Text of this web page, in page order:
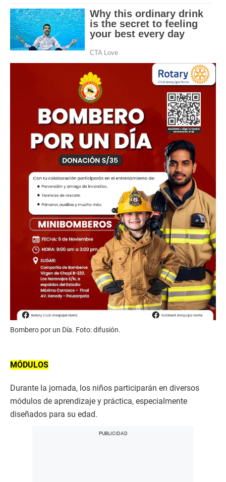
Bombero por un Día. Foto: difusión.
MÓDULOS
Durante la jornada, los niños participarán en diversos
módulos de aprendizaje y práctica, especialmente
diseñados para su edad.